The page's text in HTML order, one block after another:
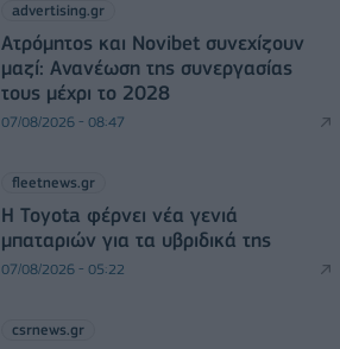
advertising.gr
Ατρόμητος και Novibet συνεχίζουν
μαζί: Ανανέωση της συνεργασίας
τους μέχρι το 2028
07/08/2026 - 08:47
fleetnews.gr
Η Toyota φέρνει νέα γενιά
μπαταριών για τα υβριδικά της
07/08/2026 - 05:22
csrnews.gr